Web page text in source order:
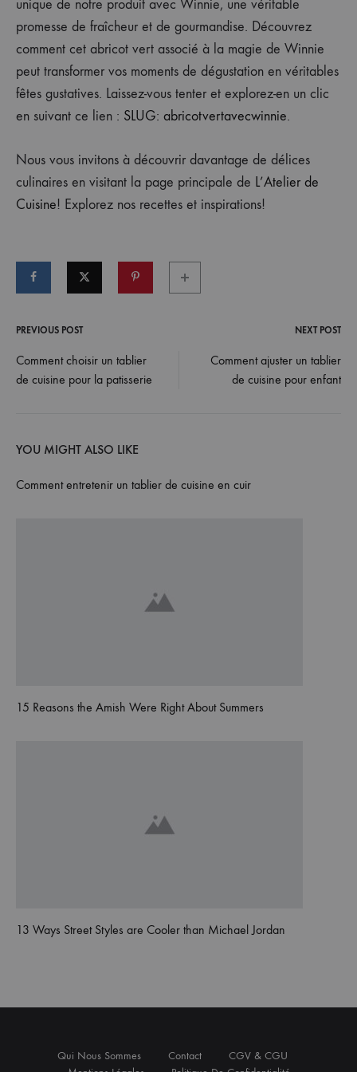
unique de notre produit avec Winnie, une véritable
promesse de fraîcheur et de gourmandise. Découvrez
comment cet abricot vert associé à la magie de Winnie
peut transformer vos moments de dégustation en véritables
fêtes gustatives. Laissez-vous tenter et explorez-en un clic
en suivant ce lien : SLUG: abricotvertavecwinnie.
Nous vous invitons à découvrir davantage de délices
culinaires en visitant la page principale de L’Atelier de
Cuisine! Explorez nos recettes et inspirations!
Post
navigation
PREVIOUS POST NEXT POST
Comment choisir un tablier
de cuisine pour la patisserie
Comment ajuster un tablier
de cuisine pour enfant
YOU MIGHT ALSO LIKE
Comment entretenir un tablier de cuisine en cuir
15 Reasons the Amish Were Right About Summers
13 Ways Street Styles are Cooler than Michael Jordan
Qui Nous Sommes Contact
CGV & CGU